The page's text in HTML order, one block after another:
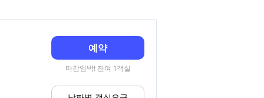
예약
마감임박! 잔여 1객실